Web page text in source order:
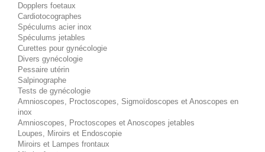
Dopplers foetaux
Cardiotocographes
Spéculums acier inox
Spéculums jetables
Curettes pour gynécologie
Divers gynécologie
Pessaire utérin
Salpinographe
Tests de gynécologie
Amnioscopes, Proctoscopes, Sigmoïdoscopes et Anoscopes en
inox
Amnioscopes, Proctoscopes et Anoscopes jetables
Loupes, Miroirs et Endoscopie
Miroirs et Lampes frontaux